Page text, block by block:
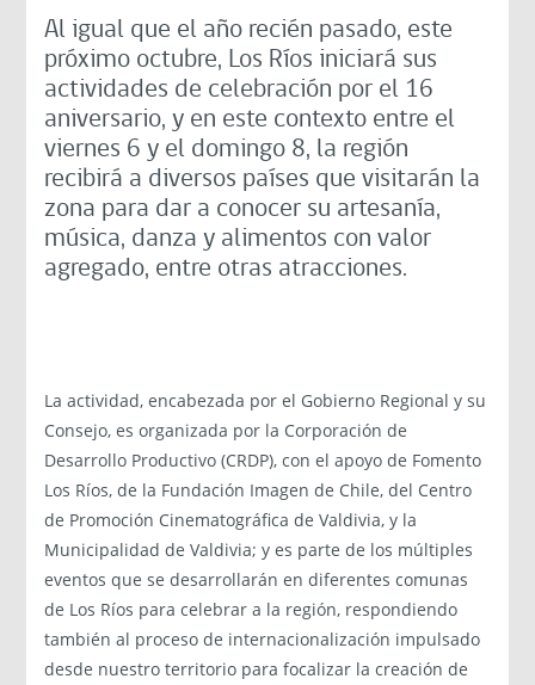
Al igual que el año recién pasado, este
próximo octubre, Los Ríos iniciará sus
actividades de celebración por el 16
aniversario, y en este contexto entre el
viernes 6 y el domingo 8, la región
recibirá a diversos países que visitarán la
zona para dar a conocer su artesanía,
música, danza y alimentos con valor
agregado, entre otras atracciones.
La actividad, encabezada por el Gobierno Regional y su
Consejo, es organizada por la Corporación de
Desarrollo Productivo (CRDP), con el apoyo de Fomento
Los Ríos, de la Fundación Imagen de Chile, del Centro
de Promoción Cinematográfica de Valdivia, y la
Municipalidad de Valdivia; y es parte de los múltiples
eventos que se desarrollarán en diferentes comunas
de Los Ríos para celebrar a la región, respondiendo
también al proceso de internacionalización impulsado
desde nuestro territorio para focalizar la creación de